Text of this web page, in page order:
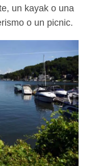
un kayak o una
o un picnic.